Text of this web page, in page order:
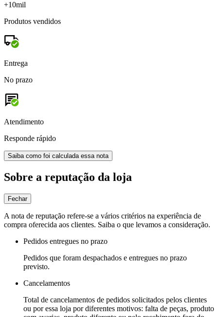
+10mil
Produtos vendidos
Entrega
No prazo
Atendimento
Responde rápido
Saiba como foi calculada essa nota
Sobre a reputação da loja
Fechar
A nota de reputação refere-se a vários critérios na experiência de
compra oferecida aos clientes. Saiba o que levamos a consideração.
Pedidos entregues no prazo
Pedidos que foram despachados e entregues no prazo
previsto.
Cancelamentos
Total de cancelamentos de pedidos solicitados pelos clientes
ou por essa loja por diferentes motivos: falta de peças, produto